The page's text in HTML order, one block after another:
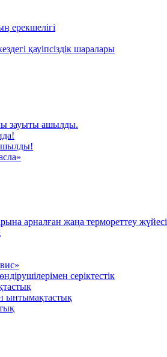
ерекшелігі
қауіпсіздік шаралары
зауыты ашылды.
арналған жаңа термореттеу жүйесі
серіктестік
ынтымақтастық